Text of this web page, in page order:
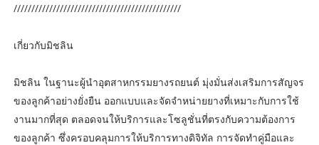
///////////////////////////////////////////////
เกี่ยวกับมิชลิน
มิชลิน ในฐานะผู้นำอุตสาหกรรมยางรถยนต์ มุ่งมั่นส่งเสริมการสัญจร
ของลูกค้าอย่างยั่งยืน ออกแบบและจัดจำหน่ายยางที่เหมาะกับการใช้
งานมากที่สุด ตลอดจนให้บริการและโซลูชั่นที่ตรงกับความต้องการ
ของลูกค้า ซึ่งครอบคลุมการให้บริการทางดิจิทัล การจัดทำคู่มือและ